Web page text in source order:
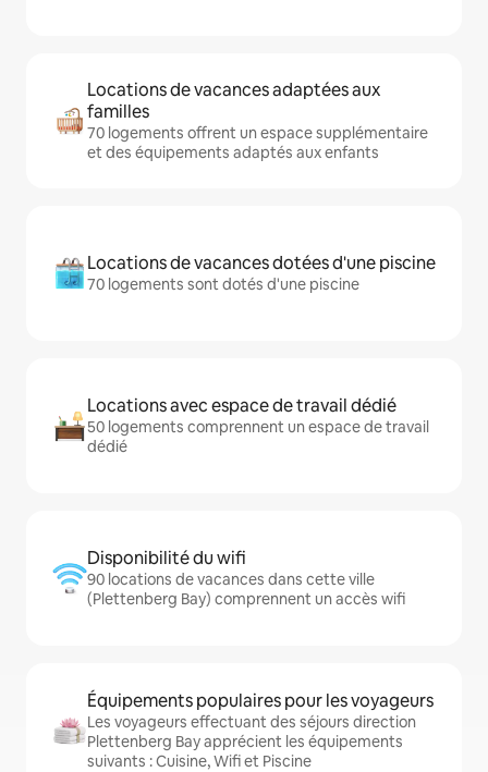
Locations de vacances adaptées aux
familles
70 logements offrent un espace supplémentaire
et des équipements adaptés aux enfants
Locations de vacances dotées d'une piscine
70 logements sont dotés d'une piscine
Locations avec espace de travail dédié
50 logements comprennent un espace de travail
dédié
Disponibilité du wifi
90 locations de vacances dans cette ville
(Plettenberg Bay) comprennent un accès wifi
Équipements populaires pour les voyageurs
Les voyageurs effectuant des séjours direction
Plettenberg Bay apprécient les équipements
suivants : Cuisine, Wifi et Piscine